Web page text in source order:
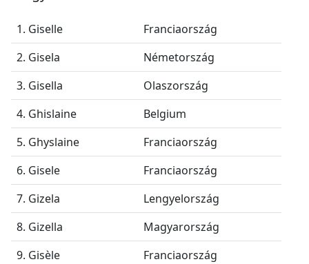
1. Giselle
Franciaország
2. Gisela
Németország
3. Gisella
Olaszország
4. Ghislaine
Belgium
5. Ghyslaine
Franciaország
6. Gisele
Franciaország
7. Gizela
Lengyelország
8. Gizella
Magyarország
9. Gisèle
Franciaország